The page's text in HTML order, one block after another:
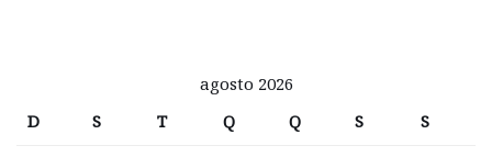
agosto 2026
D
S T Q Q S S